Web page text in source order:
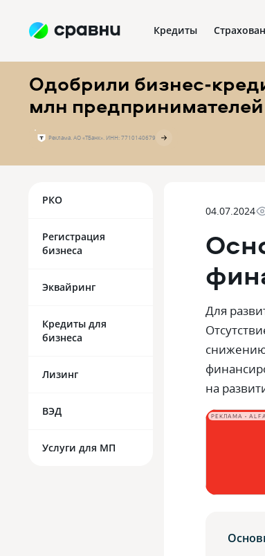
Кредиты
Одобрили бизнес-
млн предпринимателей
Реклама. АО «ТБанк». ИНН: 7710140679
РКО
Регистрация
бизнеса
Эквайринг
Кредиты для
бизнеса
Лизинг
ВЭД
Услуги для МП
04.07.2024
Для
на
РЕКЛАМА •